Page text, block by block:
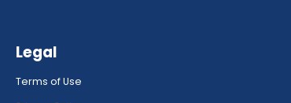
Legal
Terms of Use